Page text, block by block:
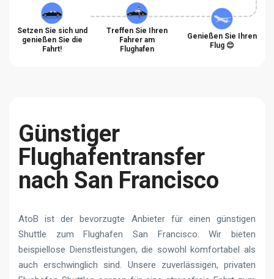
Setzen Sie sich und
genießen Sie die
Fahrt!
Treffen Sie Ihren
Fahrer am
Flughafen
Genießen Sie Ihren
Flug 😊
Günstiger
Flughafentransfer
nach San Francisco
AtoB ist der bevorzugte Anbieter für einen günstigen
Shuttle zum Flughafen San Francisco. Wir bieten
beispiellose Dienstleistungen, die sowohl komfortabel als
auch erschwinglich sind. Unsere zuverlässigen, privaten